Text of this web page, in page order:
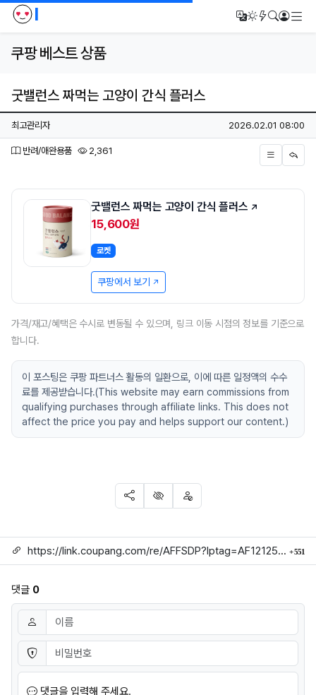
I 번역다크모드
새글/새댓글
검색로그인
쿠팡 베스트 상품
굿밸런스 짜먹는 고양이 간식 플러스
페이지 정보
작성자
최고관리자 작성일
2026.02.01 08:00
분류
반려/애완용품 2,361
본문
굿밸런스 짜먹는 고양이 간식 플러스
15,600원
로켓
쿠팡에서 보기
가격/재고/혜택은 수시로 변동될 수 있으며, 링크 이동 시점의 정보를 기준으로
합니다.
이 포스팅은 쿠팡 파트너스 활동의 일환으로, 이에 따른 일정액의 수수
료를 제공받습니다.(This website may earn commissions from
qualifying purchases through affiliate links. This does not
affect the price you pay and helps support our content.)
SNS 공유
신고 차단
링크 https://link.coupang.com/re/AFFSDP?lptag=AF1212524&subid=mojorida2&pageKey=7105117822&itemId=17745934294&vendorItemId=4484760322&traceid=V0-113-a474f99713e0b4f5 551
댓글 0
댓글쓰기
이름 필수
비밀번호 필수
댓글을 입력해 주세요.